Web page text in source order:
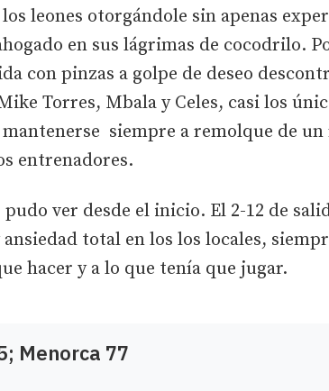
leones otorgándole sin apenas
en sus lágrimas de cocodrilo.
con pinzas a golpe de deseo
Torres, Mbala y Celes, casi los
siempre a remolque de
entrenadores.
ver desde el inicio. El 2-12 de
total en los los locales,
hacer y a lo que tenía que jugar.
Menorca 77